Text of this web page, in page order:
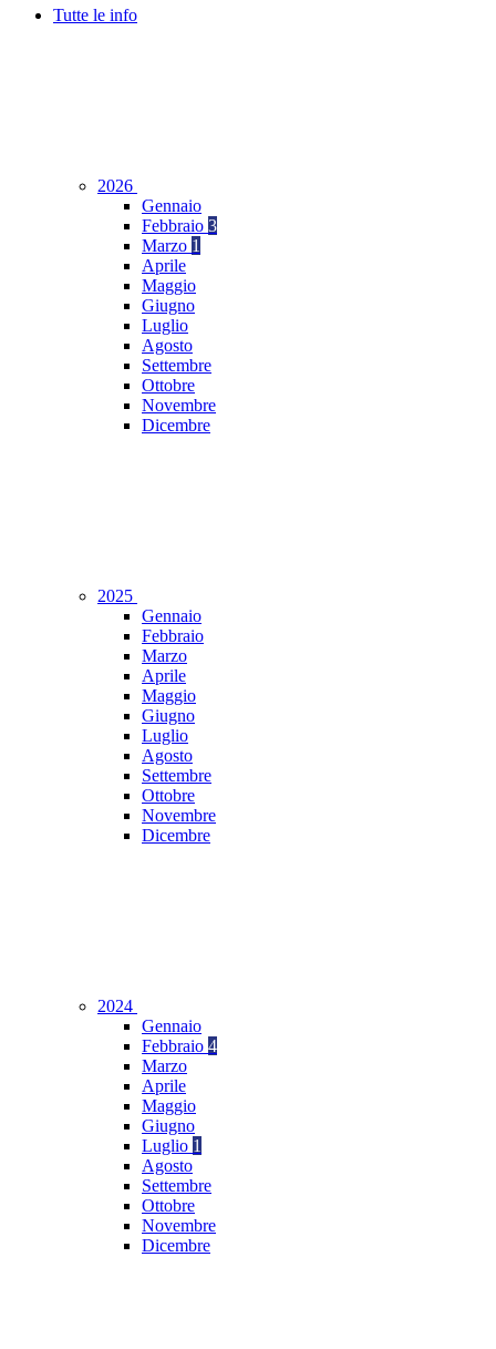
Tutte le info
2026
Gennaio
Febbraio 3
Marzo 1
Aprile
Maggio
Giugno
Luglio
Agosto
Settembre
Ottobre
Novembre
Dicembre
2025
Gennaio
Febbraio
Marzo
Aprile
Maggio
Giugno
Luglio
Agosto
Settembre
Ottobre
Novembre
Dicembre
2024
Gennaio
Febbraio 4
Marzo
Aprile
Maggio
Giugno
Luglio 1
Agosto
Settembre
Ottobre
Novembre
Dicembre